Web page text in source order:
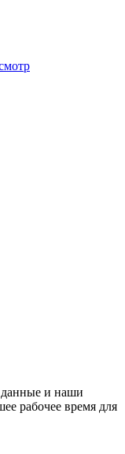
данные и наши
рабочее время для